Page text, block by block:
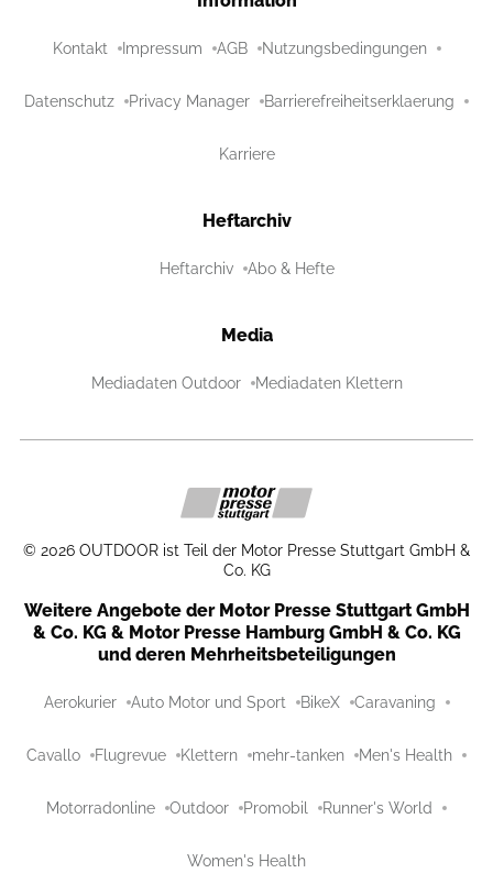
Kontakt Impressum AGB Nutzungsbedingungen
Datenschutz Privacy Manager Barrierefreiheitserklaerung
Karriere
Heftarchiv
Heftarchiv Abo & Hefte
Media
Mediadaten Outdoor Mediadaten Klettern
© 2026 OUTDOOR ist Teil der Motor Presse Stuttgart GmbH &
Co. KG
Weitere Angebote der Motor Presse Stuttgart GmbH
& Co. KG & Motor Presse Hamburg GmbH & Co. KG
und deren Mehrheitsbeteiligungen
Aerokurier Auto Motor und Sport BikeX Caravaning
Cavallo Flugrevue Klettern mehr-tanken Men's Health
Motorradonline Outdoor Promobil Runner's World
Women's Health